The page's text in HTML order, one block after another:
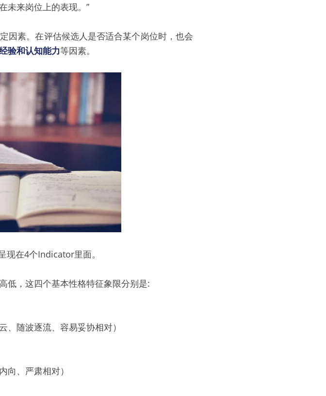
未来岗位上的表现。”
因素。在评估候选人是否适合某个岗位时，也会
验和认知能力等因素。
现在4个Indicator里面。
低，这四个基本性格特征象限分别是:
随波逐流、容易妥协相对）
向、严肃相对）